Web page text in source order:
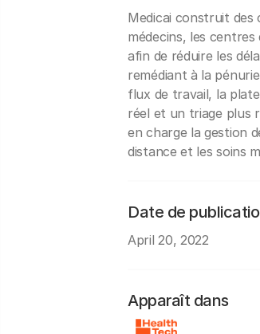
Medicai construit des
médecins, les
afin de réduire les
remédiant à la
flux de travail, la
réel et un triage plus
en charge la gestion
distance et les soins
Date de
April 20, 2022
Apparaît dans